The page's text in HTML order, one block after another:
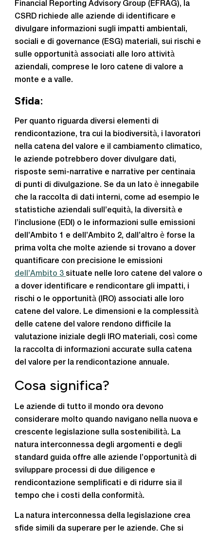
Financial Reporting Advisory Group (EFRAG), la
CSRD richiede alle aziende di identificare e
divulgare informazioni sugli impatti ambientali,
sociali e di governance (ESG) materiali, sui rischi e
sulle opportunità associati alle loro attività
aziendali, comprese le loro catene di valore a
monte e a valle.
Sfida:
Per quanto riguarda diversi elementi di
rendicontazione, tra cui la biodiversità, i lavoratori
nella catena del valore e il cambiamento climatico,
le aziende potrebbero dover divulgare dati,
risposte semi-narrative e narrative per centinaia
di punti di divulgazione. Se da un lato è innegabile
che la raccolta di dati interni, come ad esempio le
statistiche aziendali sull’equità, la diversità e
l’inclusione (EDI) o le informazioni sulle emissioni
dell’Ambito 1 e dell’Ambito 2, dall’altro è forse la
prima volta che molte aziende si trovano a dover
quantificare con precisione le emissioni
dell’Ambito 3 situate nelle loro catene del valore o
a dover identificare e rendicontare gli impatti, i
rischi o le opportunità (IRO) associati alle loro
catene del valore. Le dimensioni e la complessità
delle catene del valore rendono difficile la
valutazione iniziale degli IRO materiali, così come
la raccolta di informazioni accurate sulla catena
del valore per la rendicontazione annuale.
Cosa significa?
Le aziende di tutto il mondo ora devono
considerare molto quando navigano nella nuova e
crescente legislazione sulla sostenibilità. La
natura interconnessa degli argomenti e degli
standard guida offre alle aziende l’opportunità di
sviluppare processi di due diligence e
rendicontazione semplificati e di ridurre sia il
tempo che i costi della conformità.
La natura interconnessa della legislazione crea
sfide simili da superare per le aziende. Che si